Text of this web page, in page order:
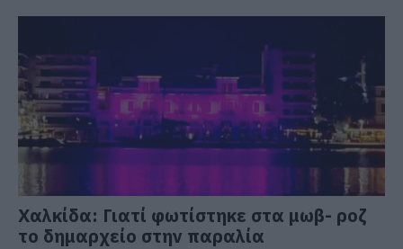
Χαλκίδα: Γιατί φωτίστηκε στα μωβ- ροζ
το δημαρχείο στην παραλία